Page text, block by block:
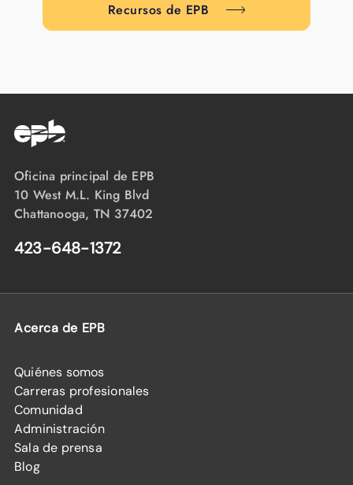
Recursos de EPB
Oficina principal de EPB
10 West M.L. King Blvd
Chattanooga, TN 37402
423-648-1372
Acerca de EPB
Quiénes somos
Carreras profesionales
Comunidad
Administración
Sala de prensa
Blog